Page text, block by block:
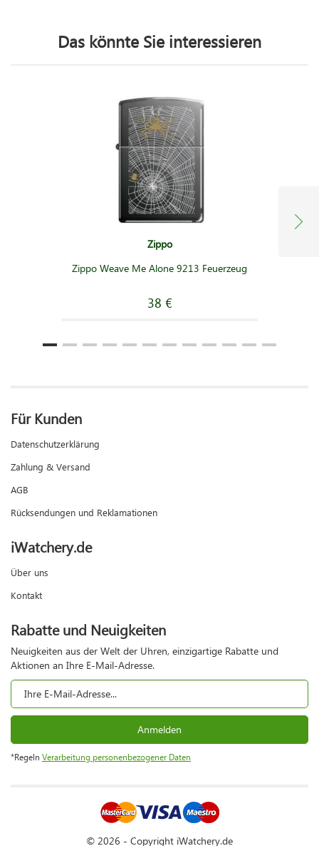
Das könnte Sie interessieren
Zippo
Zippo Weave Me Alone 9213 Feuerzeug
38 €
Für Kunden
Datenschutzerklärung
Zahlung & Versand
AGB
Rücksendungen und Reklamationen
iWatchery.de
Über uns
Kontakt
Rabatte und Neuigkeiten
Neuigkeiten aus der Welt der Uhren, einzigartige Rabatte und
Aktionen an Ihre E-Mail-Adresse.
Anmelden
*Regeln Verarbeitung personenbezogener Daten
© 2026 - Copyright iWatchery.de